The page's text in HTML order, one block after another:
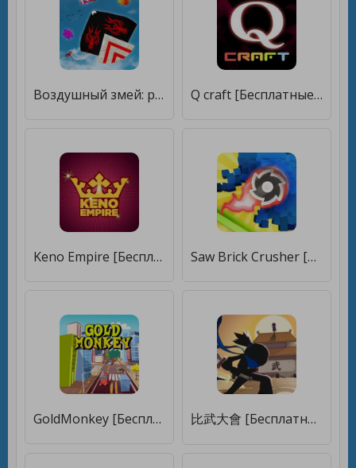
Воздушный змей: pipa combate [Бесплатные покупки] Q craft [Бесплатные покупки]
Keno Empire [Бесплатные покупки] Saw Brick Crusher [Бесплатные покупки]
GoldMonkey [Бесплатные покупки] 比武大會 [Бесплатные покупки]